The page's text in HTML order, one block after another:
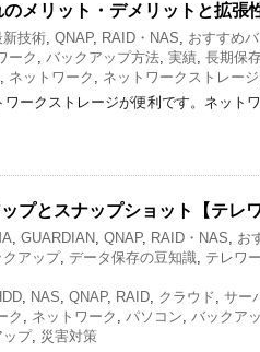
メリット・デメリットと拡張
新技術, QNAP, RAID・NAS, おすすめ
ーク , バックアップ方法, 実績, 長期保
, ネットワーク , ネットワークストレージ
ークストレージが便利です。ネット
プとスナップショット【テレワ
, GUARDIAN, QNAP, RAID・NAS, お
アップ, データ保存の豆知識, テレワ
, NAS, QNAP, RAID, クラウド, サー
ク, ネットワーク , パソコン, バックア
ップ, 災害対策